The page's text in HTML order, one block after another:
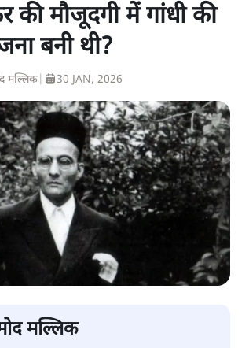
की मौजूदगी में गांधी की
बनी थी?
मल्लिक 30 JAN, 2026
मल्लिक